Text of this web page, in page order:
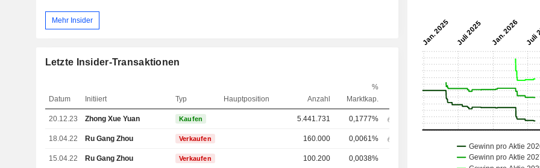
Mehr Insider
Letzte Insider-Transaktionen
Datum Initiiert Typ Hauptposition Anzahl
%
Marktkap.
20.12.23 Zhong Xue Yuan Kaufen 5.441.731 0,1777%
18.04.22 Ru Gang Zhou Verkaufen 160.000 0,0061%
15.04.22 Ru Gang Zhou Verkaufen 100.200 0,0038%